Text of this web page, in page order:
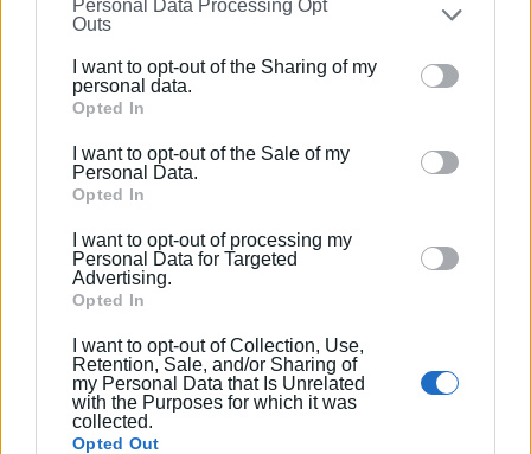
on theIAB’s List of Downstream Participants
that may
further disclose it to other third parties.
Please note that this website/app uses one or more
Google services and may gather and store information
behaviour. You may click to grant or deny consent to
Google and its third-party tags to use your data for
section.
Personal Data Processing Opt
Outs
I want to opt-out of the Sharing of my
personal data.
Opted In
I want to opt-out of the Sale of my
Personal Data.
Opted In
I want to opt-out of processing my
Personal Data for Targeted
Advertising.
Opted In
I want to opt-out of Collection, Use,
Retention, Sale, and/or Sharing of
my Personal Data that Is Unrelated
with the Purposes for which it was
collected.
Opted Out
Εμφανίσεις: 98